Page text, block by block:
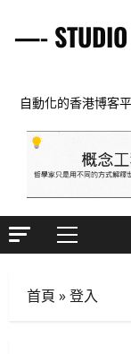
—-
自動化的香港博客
Primary
首頁 »登入